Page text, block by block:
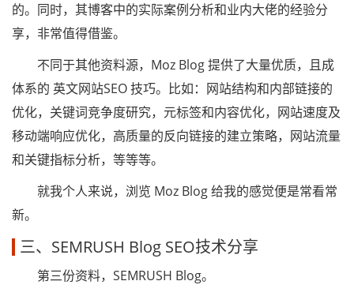
的。同时，其博客中的实际案例分析和业内大佬的经验分
享，非常值得借鉴。
不同于其他资料源，Moz Blog 提供了大量优质，且成
体系的 英文网站SEO 技巧。比如：网站结构和内部链接的
优化，关键词竞争度研究，元标签和内容优化，网站速度及
移动端响应优化，高质量的反向链接的建立策略，网站流量
和关键指标分析，等等等。
就我个人来说，浏览 Moz Blog 给我的感觉便是常看常
新。
三、SEMRUSH Blog SEO技术分享
第三份资料，SEMRUSH Blog。